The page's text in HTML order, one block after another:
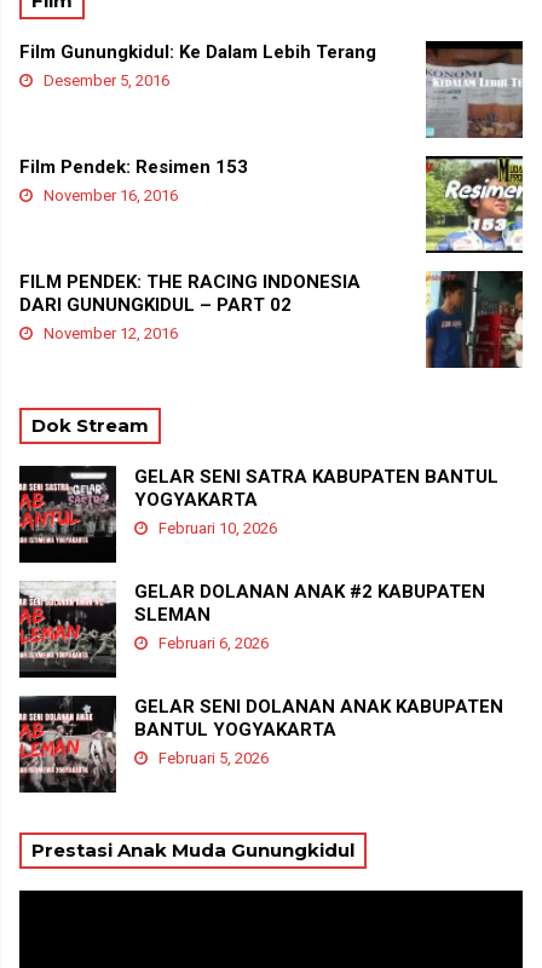
Film Gunungkidul: Ke Dalam Lebih Terang
Desember 5, 2016
Film Pendek: Resimen 153
November 16, 2016
FILM PENDEK: THE RACING INDONESIA
DARI GUNUNGKIDUL – PART 02
November 12, 2016
Dok Stream
GELAR SENI SATRA KABUPATEN BANTUL
YOGYAKARTA
Februari 10, 2026
GELAR DOLANAN ANAK #2 KABUPATEN
SLEMAN
Februari 6, 2026
GELAR SENI DOLANAN ANAK KABUPATEN
BANTUL YOGYAKARTA
Februari 5, 2026
Prestasi Anak Muda Gunungkidul